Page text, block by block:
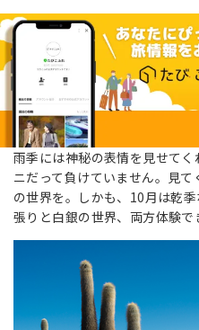
雨季には神秘の表情を見せて
ニだって負けていません。見
の世界を。しかも、10月は乾
張りと白銀の世界、両方体験で